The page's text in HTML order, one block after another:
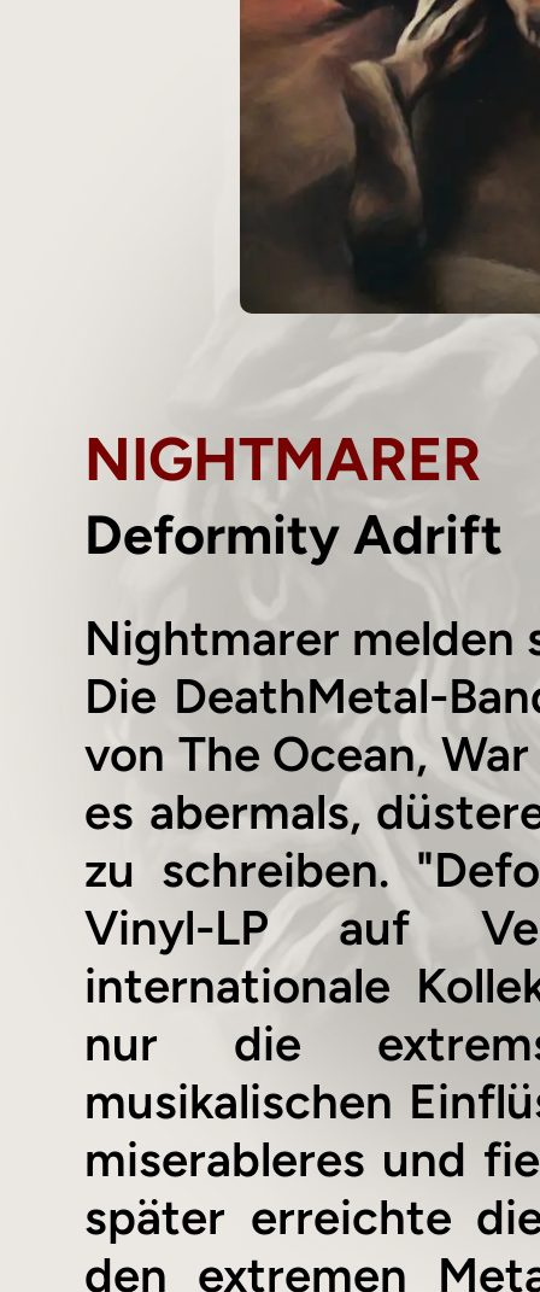
NIGHTMARER
Deformity Adrift
Nightmarer melden
Die DeathMetal-
von The Ocean,
es abermals,
zu schreiben.
Vinyl-LP auf
internationale
nur die
musikalischen
miserableres und
später erreichte
den extremen